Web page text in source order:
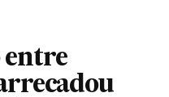
entre